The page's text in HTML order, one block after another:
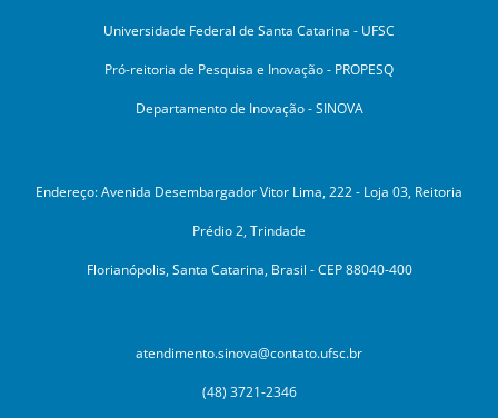
Universidade Federal de Santa Catarina - UFSC
Pró-reitoria de Pesquisa e Inovação - PROPESQ
Departamento de Inovação - SINOVA
Endereço: Avenida Desembargador Vitor Lima, 222 - Loja 03, Reitoria
Prédio 2, Trindade
Florianópolis, Santa Catarina, Brasil - CEP 88040-400
atendimento.sinova@contato.ufsc.br
(48) 3721-2346